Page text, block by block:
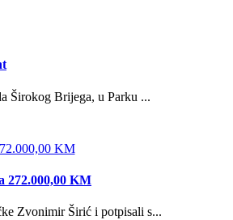
Širokog Brijega, u Parku ...
272.000,00 KM
Zvonimir Širić i potpisali s...